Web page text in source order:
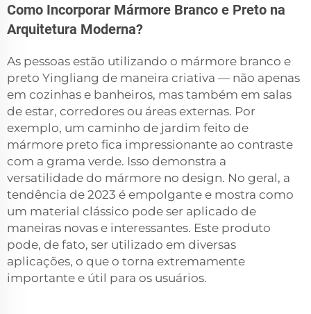
Como Incorporar Mármore Branco e Preto na
Arquitetura Moderna?
As pessoas estão utilizando o mármore branco e
preto Yingliang de maneira criativa — não apenas
em cozinhas e banheiros, mas também em salas
de estar, corredores ou áreas externas. Por
exemplo, um caminho de jardim feito de
mármore preto fica impressionante ao contraste
com a grama verde. Isso demonstra a
versatilidade do mármore no design. No geral, a
tendência de 2023 é empolgante e mostra como
um material clássico pode ser aplicado de
maneiras novas e interessantes. Este produto
pode, de fato, ser utilizado em diversas
aplicações, o que o torna extremamente
importante e útil para os usuários.